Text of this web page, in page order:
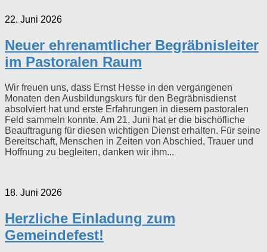
22. Juni 2026
Neuer ehrenamtlicher Begräbnisleiter
im Pastoralen Raum
Wir freuen uns, dass Ernst Hesse in den vergangenen
Monaten den Ausbildungskurs für den Begräbnisdienst
absolviert hat und erste Erfahrungen in diesem pastoralen
Feld sammeln konnte. Am 21. Juni hat er die bischöfliche
Beauftragung für diesen wichtigen Dienst erhalten. Für seine
Bereitschaft, Menschen in Zeiten von Abschied, Trauer und
Hoffnung zu begleiten, danken wir ihm...
18. Juni 2026
Herzliche Einladung zum
Gemeindefest!